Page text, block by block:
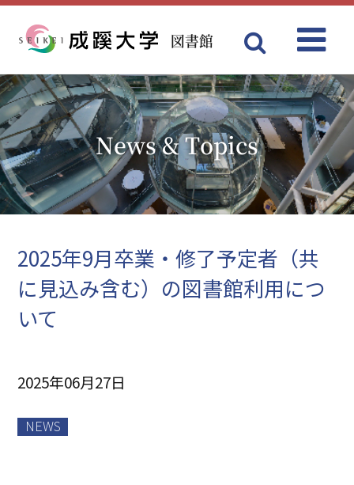
図書館
News & Topics
2025年9月卒業・修了予定者（共
に見込み含む）の図書館利用につ
いて
2025年06月27日
NEWS